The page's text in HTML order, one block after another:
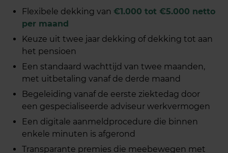
Flexibele dekking van€1.000 tot €5.000 netto
per maand
Keuze uit twee jaar dekking of dekking tot aan
het pensioen
Een standaard wachttijd van twee maanden,
met uitbetaling vanaf de derde maand
Begeleiding vanaf de eerste ziektedag door
een gespecialiseerde adviseur werkvermogen
Een digitale aanmeldprocedure die binnen
enkele minuten is afgerond
Transparante premies die meebewegen met